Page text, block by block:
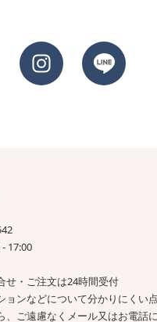
17:00
せ・ご注文は24時間受付
ョンなどについて分かりにくい
、ご遠慮なくメール又はお電話